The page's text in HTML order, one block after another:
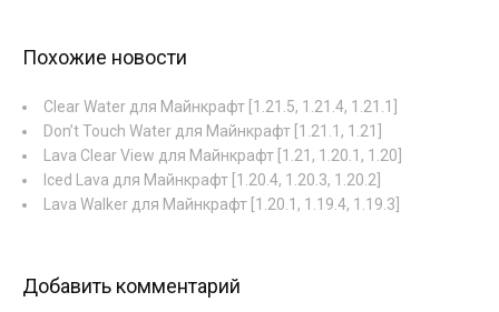
Похожие новости
Clear Water для Майнкрафт [1.21.5, 1.21.4, 1.21.1]
Don’t Touch Water для Майнкрафт [1.21.1, 1.21]
Lava Clear View для Майнкрафт [1.21, 1.20.1, 1.20]
Iced Lava для Майнкрафт [1.20.4, 1.20.3, 1.20.2]
Lava Walker для Майнкрафт [1.20.1, 1.19.4, 1.19.3]
Добавить комментарий